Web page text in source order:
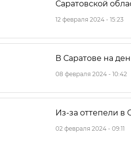
Саратовской
12 февраля 2024 - 15:23
В Саратове на
08 февраля 2024 - 10:42
Из-за оттепели в
02 февраля 2024 - 09:11